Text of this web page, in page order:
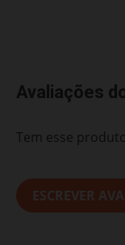
Avaliações
Tem esse
ESCREVER